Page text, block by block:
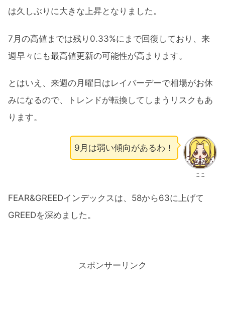
は久しぶりに大きな上昇となりました。
7月の高値までは残り0.33%にまで回復しており、来
週早々にも最高値更新の可能性が高まります。
とはいえ、来週の月曜日はレイバーデーで相場がお休
みになるので、トレンドが転換してしまうリスクもあ
ります。
ここ
9月は弱い傾向があるわ！
FEAR&GREEDインデックスは、58から63に上げて
GREEDを深めました。
スポンサーリンク